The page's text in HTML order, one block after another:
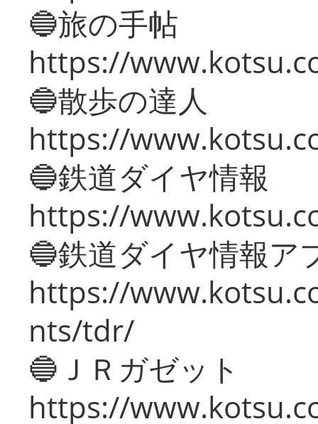
🔵旅の手帖
https://
🔵散歩の達人
https://
🔵鉄道ダイヤ情報
https://
🔵鉄道ダイヤ情報ア
https://
nts/tdr/
🔵ＪＲガゼット
https://